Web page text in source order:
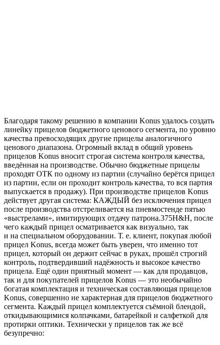
Благодаря такому решению в компании Konus удалось создать
линейку прицелов бюджетного ценового сегмента, по уровню
качества превосходящих другие прицелы аналогичного
ценового диапазона. Огромный вклад в общий уровень
прицелов Konus вносит строгая система контроля качества,
введённая на производстве. Обычно бюджетные прицелы
проходят ОТК по одному из партии (случайно берётся прицел
из партии, если он проходит контроль качества, то вся партия
выпускается в продажу). При производстве прицелов Konus
действует другая система: КАЖДЫЙ без исключения прицел
после производства отстреливается на пневмостенде пятью
«выстрелами», имитирующих отдачу патрона.375H&H, после
чего каждый прицел осматривается как визуально, так
и на специальном оборудовании. Т. е. клиент, покупая любой
прицел Konus, всегда может быть уверен, что именно тот
прицел, который он держит сейчас в руках, прошёл строгий
контроль, подтвердивший надёжность и высокое качество
прицела. Ещё один приятный момент — как для продавцов,
так и для покупателей прицелов Konus — это необычайно
богатая комплектация и техническая составляющая прицелов
Konus, совершенно не характерная для прицелов бюджетного
сегмента. Каждый прицел комплектуется съёмной блендой,
откидывающимися колпачками, батарейкой и салфеткой для
протирки оптики. Технически у прицелов так же всё
безупречно: